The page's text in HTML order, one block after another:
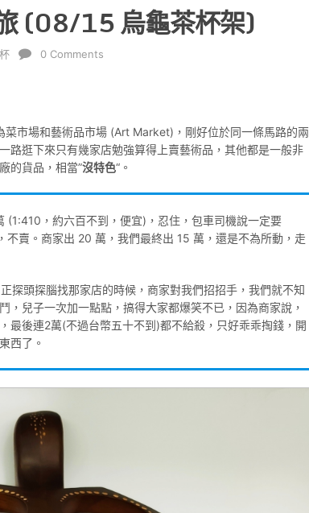
(08/15 烏龜茶杯架)
0 Comments
市場和藝術品市場 (Art Market)，剛好位於同一條馬路的兩
路逛下來只有幾家店勉強算得上賣藝術品，其他都是一般非
的貨品，相當”沒特色“。
(1:410，約六百不到，便宜)，忍住，包車司機說一定要
賣。商家出 20 萬，我們最終出 15 萬，還是不為所動，走
探頭探腦找那家店的時候，商家對我們招招手，我們就不知
，兒子一次加一點點，搞得大家都爆笑不已，因為商家說，
最後連2萬(不過台幣五十不到)都不給殺，只好乖乖掏錢，開
西了。